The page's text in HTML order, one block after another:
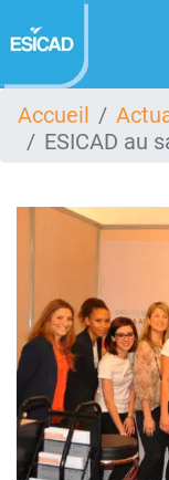
au
contenu
Accueil
ESICAD au